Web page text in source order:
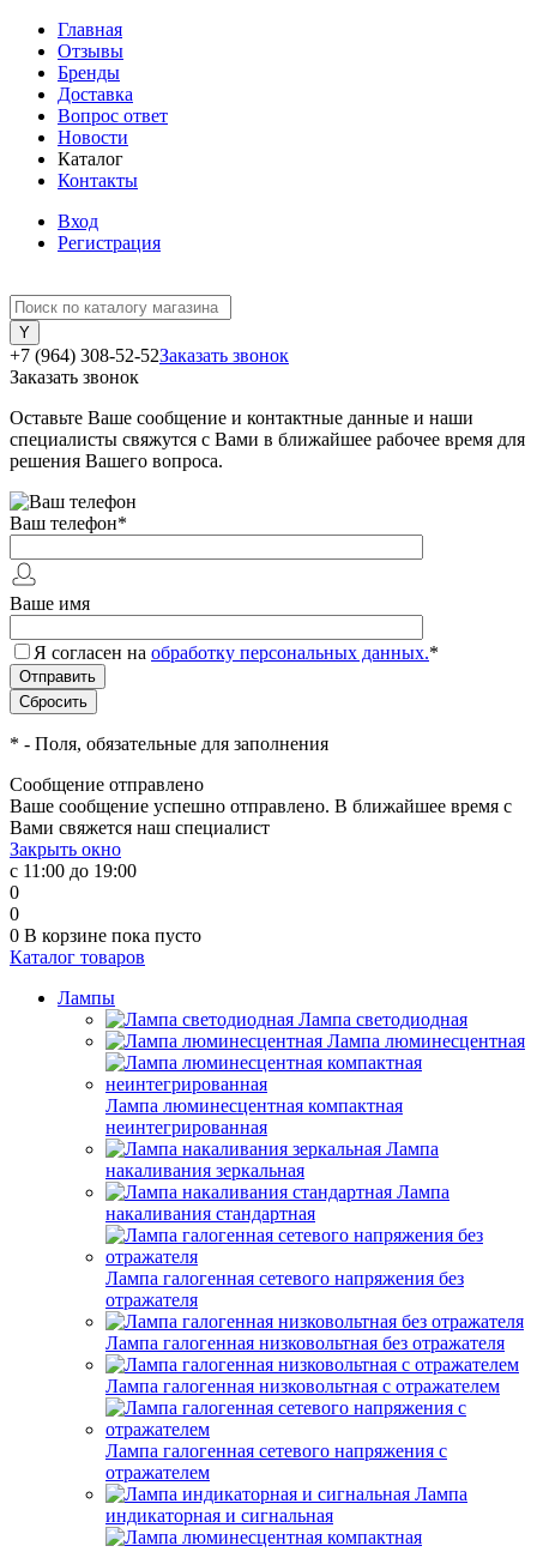
Главная
Отзывы
Бренды
Доставка
Вопрос ответ
Новости
Каталог
Контакты
Вход
Регистрация
+7 (964) 308-52-52Заказать звонок
Заказать звонок
Оставьте Ваше сообщение и контактные данные и наши
специалисты свяжутся с Вами в ближайшее рабочее время для
решения Вашего вопроса.
Ваш телефон*
Ваше имя
Я согласен на обработку персональных данных.*
* - Поля, обязательные для заполнения
Сообщение отправлено
Ваше сообщение успешно отправлено. В ближайшее время с
Вами свяжется наш специалист
Закрыть окно
с 11:00 до 19:00
0
0
0 В корзине пока пусто
Каталог товаров
Лампы
Лампа светодиодная
Лампа люминесцентная
Лампа люминесцентная компактная
неинтегрированная
Лампа
накаливания зеркальная
Лампа
накаливания стандартная
Лампа галогенная сетевого напряжения без
отражателя
Лампа галогенная низковольтная без отражателя
Лампа галогенная низковольтная с отражателем
Лампа галогенная сетевого напряжения с
отражателем
Лампа
индикаторная и сигнальная